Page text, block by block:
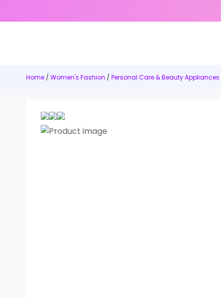
Home / Women's Fashion / Personal Care & Beauty Appliances